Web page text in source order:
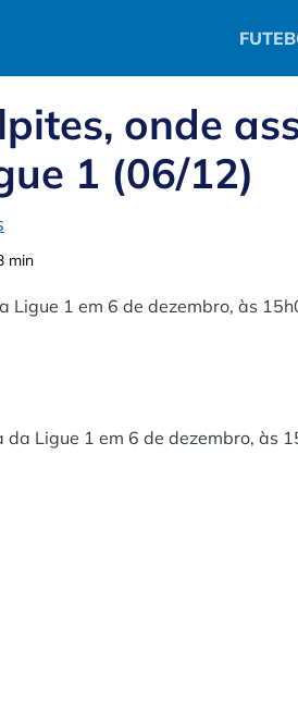
onde
1 (06/12)
min
Ligue 1 em 6 de dezembro, às
Ligue 1 em 6 de dezembro, às